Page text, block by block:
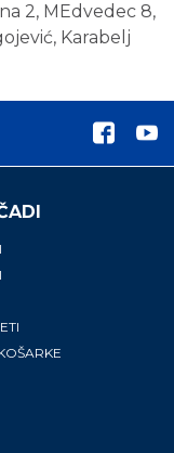
2, MEdvedec 8,
Karabelj